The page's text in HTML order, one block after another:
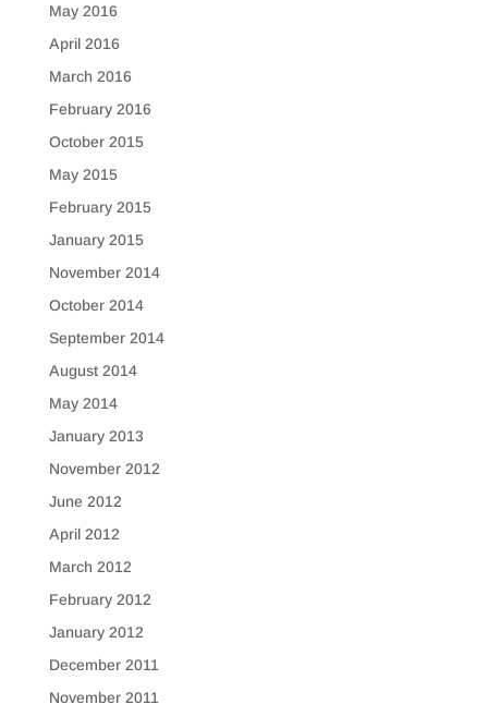
May 2016
April 2016
March 2016
February 2016
October 2015
May 2015
February 2015
January 2015
November 2014
October 2014
September 2014
August 2014
May 2014
January 2013
November 2012
June 2012
April 2012
March 2012
February 2012
January 2012
December 2011
November 2011